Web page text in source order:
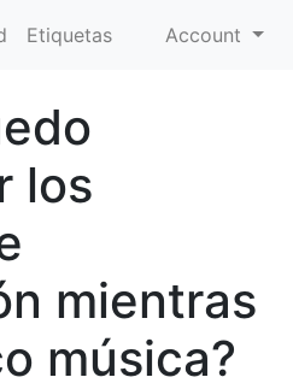
Etiquetas Account
los
mientras
música?